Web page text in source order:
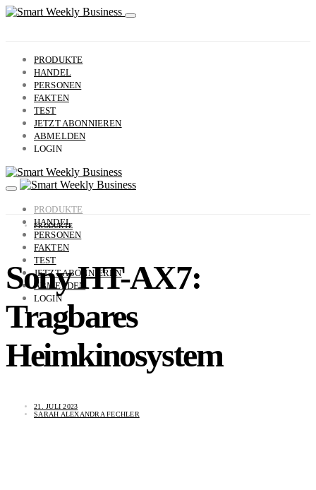
PRODUKTE
HANDEL
PERSONEN
FAKTEN
TEST
JETZT ABONNIEREN
ABMELDEN
LOGIN
PRODUKTE
HANDEL
PERSONEN
FAKTEN
TEST
JETZT ABONNIEREN
ABMELDEN
LOGIN
PRODUKTE
Sony HT-AX7:
Tragbares
Heimkinosystem
21. JULI 2023
SARAH ALEXANDRA FECHLER